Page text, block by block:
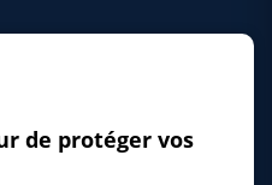
de protéger vos